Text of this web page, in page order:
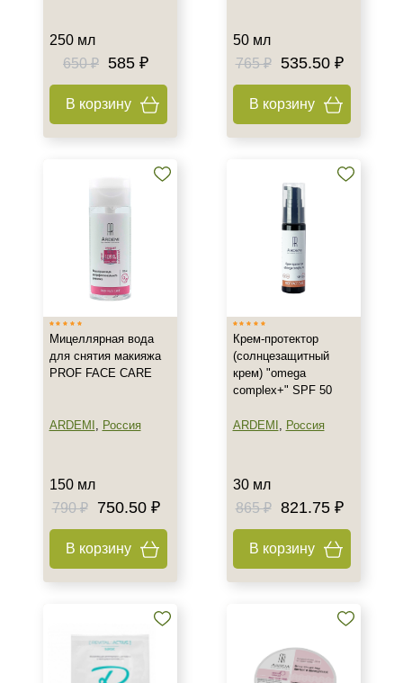
Действие
Матирование
Моделирование
Возрастные изменения
Показать еще
Применение
Для загара
Показать еще
Гладкость
Защита от УФ-лучей
Показать еще
Вокруг глаз
250 мл
650 ₽ 585 ₽
В корзину
50 мл
765 ₽
535.50 ₽
В корзину
Мицеллярная вода
для снятия макияжа
PROF FACE CARE
ARDEMI , Россия
150 мл
790 ₽
750.50 ₽
В корзину
Крем-протектор
(солнцезащитный
крем) "omega
complex+" SPF 50
ARDEMI , Россия
30 мл
865 ₽
821.75 ₽
В корзину